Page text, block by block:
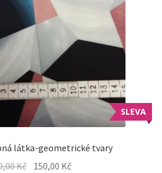
SLEVA
látka-geometrické tvary
Kč Original
150,00 KčCurrent